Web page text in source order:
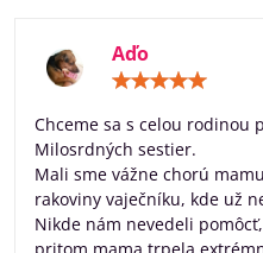
Aďo
Chceme sa s celou rodinou
Milosrdných sestier.
Mali sme vážne chorú
rakoviny vaječníku, kde už
Nikde nám nevedeli